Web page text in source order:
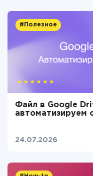
#Полезное
Файл в Google
автоматизируем
24.07.2026